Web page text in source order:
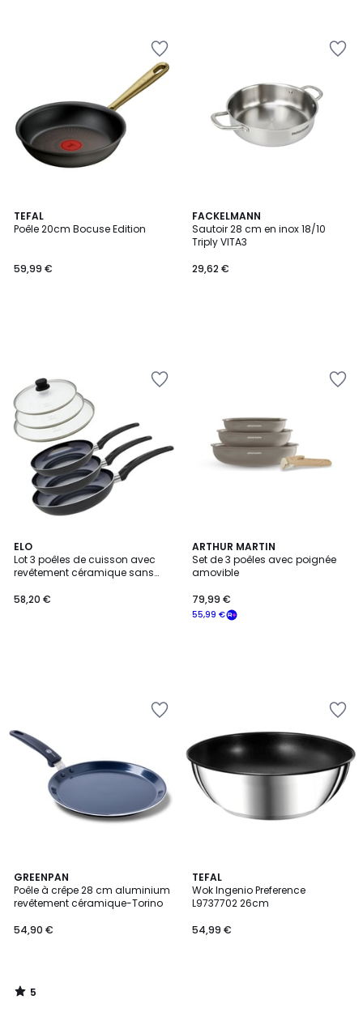
TEFAL
Poêle 20cm Bocuse Edition
59,99 €
FACKELMANN
Sautoir 28 cm en inox 18/10
Triply VITA3
29,62 €
ELO
Lot 3 poêles de cuisson avec
revêtement céramique sans
58,20 €
ARTHUR MARTIN
Set de 3 poêles avec poignée
amovible
55,99 €
79,99 €
GREENPAN
Poêle à crêpe 28 cm aluminium
revêtement céramique-Torino
54,90 €
5
/
5
5
/
TEFAL
Wok Ingenio Preference
L9737702 26cm
54,99 €